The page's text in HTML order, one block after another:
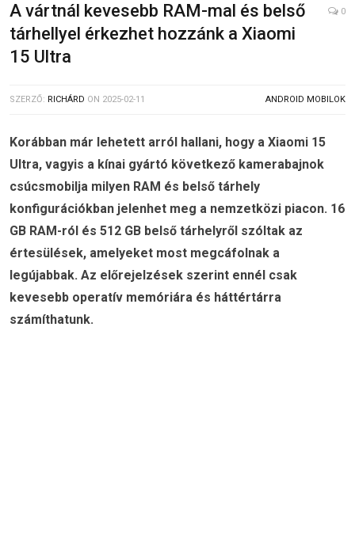
A vártnál kevesebb RAM-mal és belső
tárhellyel érkezhet hozzánk a Xiaomi
15 Ultra
0
SZERZŐ: RICHÁRD ON 2025-02-11 ANDROID MOBILOK
Korábban már lehetett arról hallani, hogy a Xiaomi 15
Ultra, vagyis a kínai gyártó következő kamerabajnok
csúcsmobilja milyen RAM és belső tárhely
konfigurációkban jelenhet meg a nemzetközi piacon. 16
GB RAM-ról és 512 GB belső tárhelyről szóltak az
értesülések, amelyeket most megcáfolnak a
legújabbak. Az előrejelzések szerint ennél csak
kevesebb operatív memóriára és háttértárra
számíthatunk.